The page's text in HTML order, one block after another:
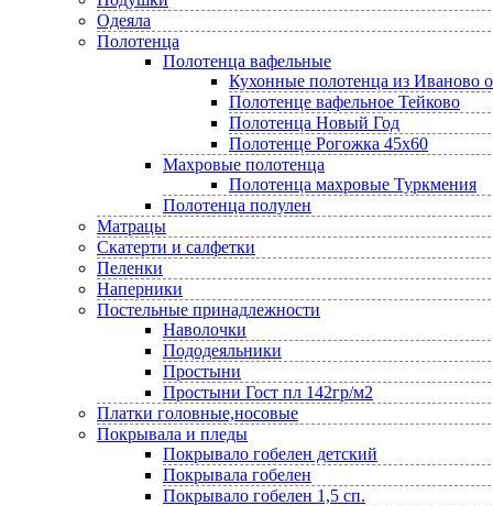
Одеяла
Полотенца
Полотенца вафельные
Кухонные полотенца из Иваново
Полотенце вафельное Тейково
Полотенца Новый Год
Полотенце Рогожка 45х60
Махровые полотенца
Полотенца махровые Туркмения
Полотенца полулен
Матрацы
Скатерти и салфетки
Пеленки
Наперники
Постельные принадлежности
Наволочки
Пододеяльники
Простыни
Простыни Гост пл 142гр/м2
Платки головные,носовые
Покрывала и пледы
Покрывало гобелен детский
Покрывала гобелен
Покрывало гобелен 1,5 сп.